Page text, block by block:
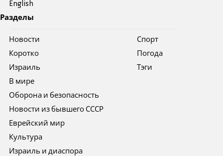
English
Разделы
Новости
Коротко
Израиль
В мире
Оборона и безопасность
Новости из бывшего СССР
Еврейский мир
Культура
Израиль и диаспора
Спорт
Погода
Тэги